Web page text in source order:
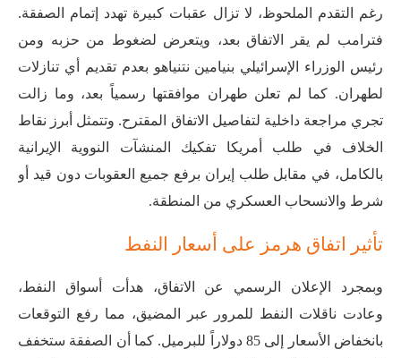
رغم التقدم الملحوظ، لا تزال عقبات كبيرة تهدد إتمام الصفقة.
فترامب لم يقر الاتفاق بعد، ويتعرض لضغوط من حزبه ومن
رئيس الوزراء الإسرائيلي بنيامين نتنياهو بعدم تقديم أي تنازلات
لطهران. كما لم تعلن طهران موافقتها رسمياً بعد، وما زالت
تجري مراجعة داخلية لتفاصيل الاتفاق المقترح. وتتمثل أبرز نقاط
الخلاف في طلب أمريكا تفكيك المنشآت النووية الإيرانية
بالكامل، في مقابل طلب إيران برفع جميع العقوبات دون قيد أو
شرط والانسحاب العسكري من المنطقة.
تأثير اتفاق هرمز على أسعار النفط
وبمجرد الإعلان الرسمي عن الاتفاق، هدأت أسواق النفط،
وعادت ناقلات النفط للمرور عبر المضيق، مما رفع التوقعات
بانخفاض الأسعار إلى 85 دولاراً للبرميل. كما أن الصفقة ستخفف